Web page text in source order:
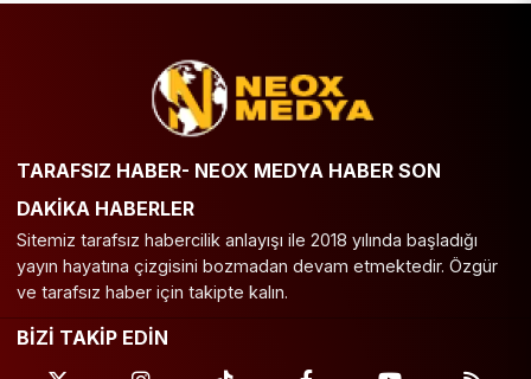
TARAFSIZ HABER- NEOX MEDYA HABER SON
DAKİKA HABERLER
Sitemiz tarafsız habercilik anlayışı ile 2018 yılında başladığı
yayın hayatına çizgisini bozmadan devam etmektedir. Özgür
ve tarafsız haber için takipte kalın.
BİZİ TAKİP EDİN